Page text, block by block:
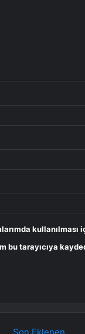
kullanılması
bu tarayıcıya
Son Eklenen